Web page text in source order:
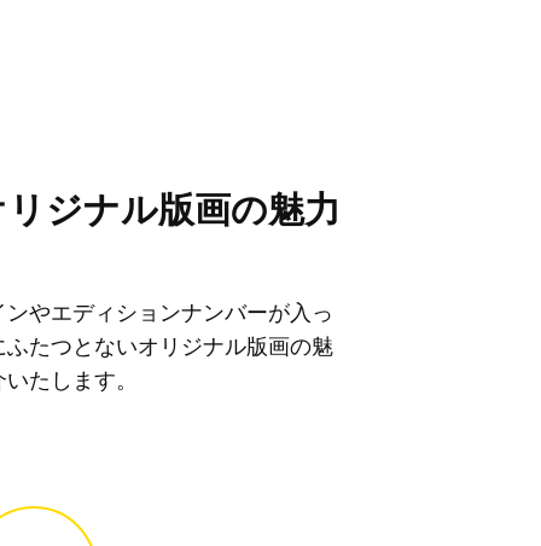
ジナル版画の魅力
ンやエディションナンバーが入っ
ふたつとないオリジナル版画の魅
たします。